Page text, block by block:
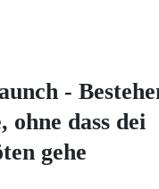
-
ohne dass dei
gehe